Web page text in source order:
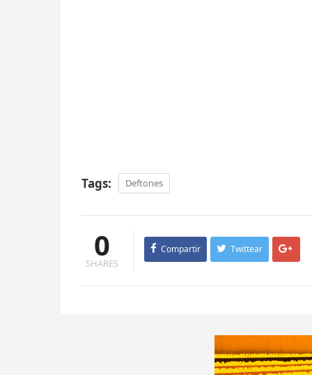
Tags: Deftones
0
SHARES
Compartir Twittear